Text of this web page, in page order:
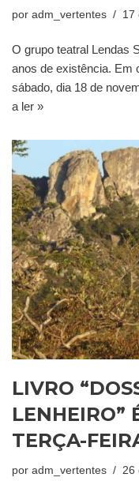
por adm_vertentes 17
O grupo teatral Lendas
anos de existência. Em
sábado, dia 18 de
a ler »
LIVRO
LENHEIRO”
TERÇA-
por adm_vertentes 26